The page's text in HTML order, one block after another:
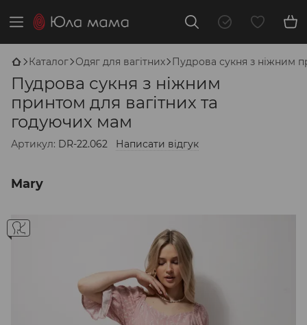
Каталог Одяг для вагітних Пудрова сукня з ніжним
Пудрова сукня з ніжним
принтом для вагітних та
годуючих мам
Артикул: DR-22.062 Написати відгук
Mary